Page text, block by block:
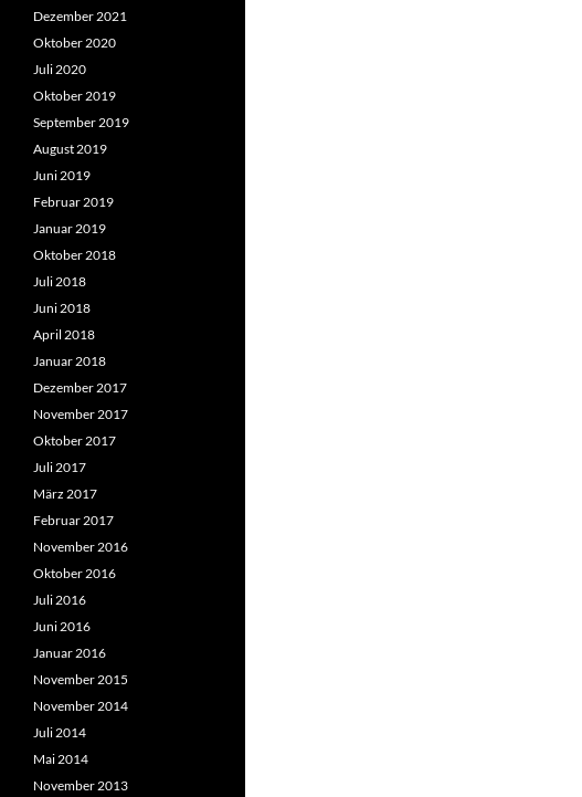
Dezember 2021
Oktober 2020
Juli 2020
Oktober 2019
September 2019
August 2019
Juni 2019
Februar 2019
Januar 2019
Oktober 2018
Juli 2018
Juni 2018
April 2018
Januar 2018
Dezember 2017
November 2017
Oktober 2017
Juli 2017
März 2017
Februar 2017
November 2016
Oktober 2016
Juli 2016
Juni 2016
Januar 2016
November 2015
November 2014
Juli 2014
Mai 2014
November 2013